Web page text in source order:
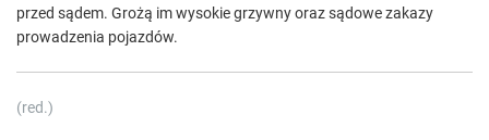
przed sądem. Grożą im wysokie grzywny oraz sądowe zakazy
prowadzenia pojazdów.
(red.)